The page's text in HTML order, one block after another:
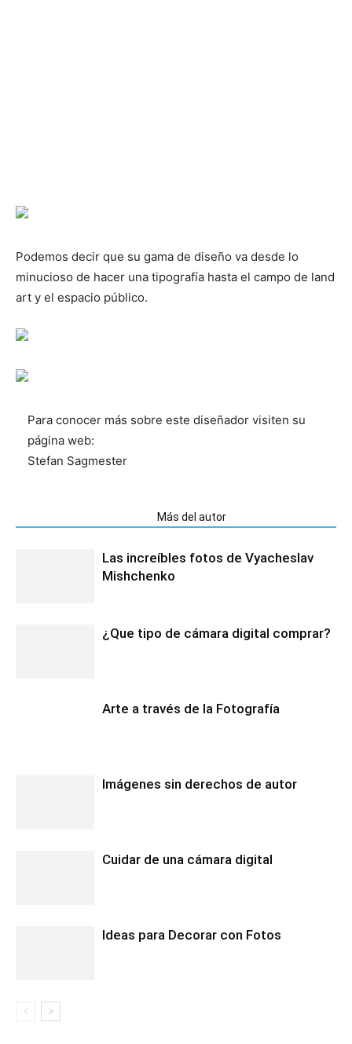
Podemos decir que su gama de diseño va desde lo
minucioso de hacer una tipografía hasta el campo de land
art y el espacio público.
Para conocer más sobre este diseñador visiten su
página web:
Stefan Sagmester
Más del autor
Las increíbles fotos de Vyacheslav
Mishchenko
¿Que tipo de cámara digital comprar?
Arte a través de la Fotografía
Imágenes sin derechos de autor
Cuidar de una cámara digital
Ideas para Decorar con Fotos